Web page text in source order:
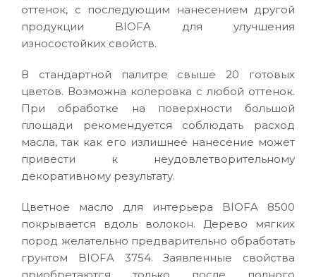
оттенок, с последующим нанесением другой
продукции BIOFA для улучшения
износостойких свойств.
В стандартной палитре свыше 20 готовых
цветов. Возможна колеровка с любой оттенок.
При обработке на поверхности большой
площади рекомендуется соблюдать расход
масла, так как его излишнее нанесение может
привести к неудовлетворительному
декоративному результату.
Цветное масло для интерьера BIOFA 8500
покрывается вдоль волокон. Дерево мягких
пород желательно предварительно обработать
грунтом BIOFA 3754. Заявленные свойства